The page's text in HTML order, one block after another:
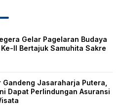
Gelar Pagelaran Budaya
II Bertajuk Samuhita Sakre
Gandeng Jasaraharja Putera,
Dapat Perlindungan Asuransi